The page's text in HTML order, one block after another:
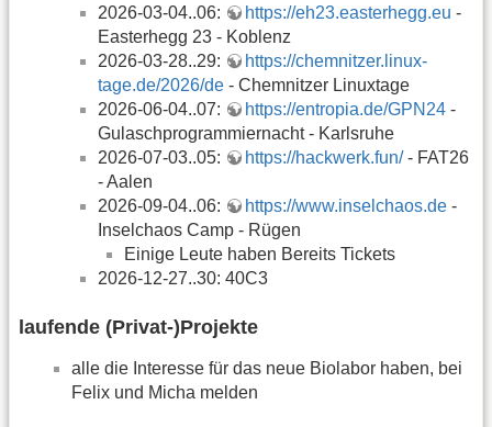
2026-03-04..06:
https://eh23.easterhegg.eu -
Easterhegg 23 - Koblenz
2026-03-28..29:
https://chemnitzer.linux-
tage.de/2026/de - Chemnitzer Linuxtage
2026-06-04..07:
https://entropia.de/GPN24 -
Gulaschprogrammiernacht - Karlsruhe
2026-07-03..05:
https://hackwerk.fun/- FAT26
- Aalen
2026-09-04..06:
https://www.inselchaos.de -
Inselchaos Camp - Rügen
Einige Leute haben Bereits Tickets
2026-12-27..30: 40C3
laufende (Privat-)Projekte
alle die Interesse für das neue Biolabor haben, bei
Felix und Micha melden